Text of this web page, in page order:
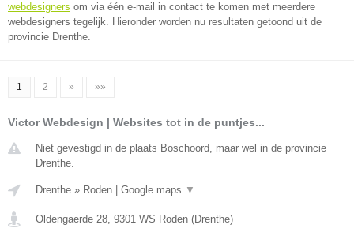
webdesigners om via één e-mail in contact te komen met meerdere
webdesigners tegelijk. Hieronder worden nu resultaten getoond uit de
provincie Drenthe.
1 2 » »»
Victor Webdesign | Websites tot in de puntjes...
Niet gevestigd in de plaats Boschoord, maar wel in de provincie
Drenthe.
Drenthe » Roden Google maps ▼
Oldengaerde 28, 9301 WS Roden (Drenthe)